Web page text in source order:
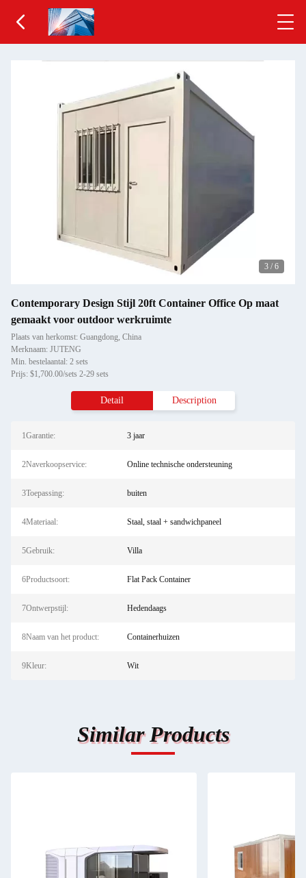
3 / 6
Contemporary Design Stijl 20ft Container Office Op maat
gemaakt voor outdoor werkruimte
Plaats van herkomst: Guangdong, China
Merknaam: JUTENG
Min. bestelaantal: 2 sets
Prijs: $1,700.00/sets 2-29 sets
Detail Description
1Garantie: 3 jaar
2Naverkoopservice: Online technische ondersteuning
3Toepassing: buiten
4Materiaal: Staal, staal + sandwichpaneel
5Gebruik: Villa
6Productsoort: Flat Pack Container
7Ontwerpstijl: Hedendaags
8Naam van het product: Containerhuizen
9Kleur: Wit
Similar Products